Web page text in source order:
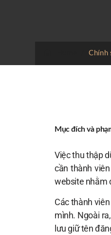
/Chính
Mục đích và
Việc thu thập
cần thành
website nhằm
Các thành
mình. Ngoài
lưu giữ tên